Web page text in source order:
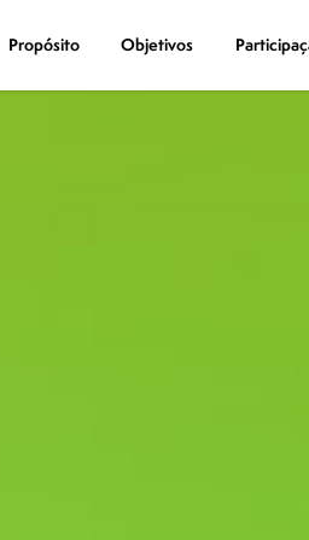
Propósito Objetivos
Propósito Objetivos